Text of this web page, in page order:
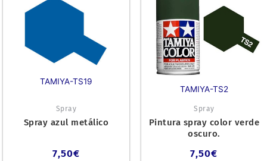
TAMIYA-TS19
Spray
Spray azul metálico
7,50€
TAMIYA-TS2
Spray
Pintura spray color verde
oscuro.
7,50€